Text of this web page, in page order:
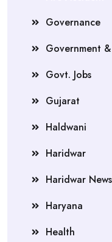
Governance
Government
Govt. Jobs
Gujarat
Haldwani
Haridwar
Haridwar News
Haryana
Health